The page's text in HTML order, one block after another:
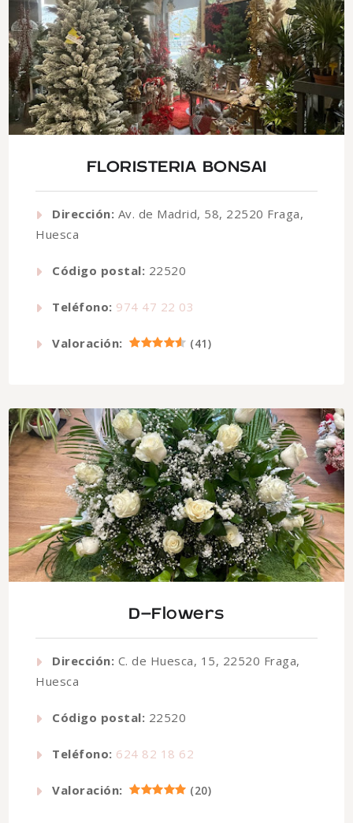
FLORISTERIA BONSAI
Dirección: Av. de Madrid, 58, 22520 Fraga,
Huesca
Código postal: 22520
Teléfono: 974 47 22 03
Valoración: (41)
D-Flowers
Dirección: C. de Huesca, 15, 22520 Fraga,
Huesca
Código postal: 22520
Teléfono: 624 82 18 62
Valoración: (20)